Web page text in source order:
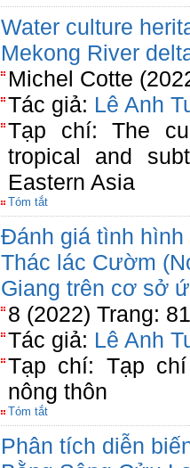
Water culture
Mekong River
Michel Cotte
Tác giả: Lê Anh
Tạp chí: The
tropical and
Eastern Asia
Tóm tắt
Đánh giá tình hình
Thác lác Cườm
Giang trên cơ sở
8 (2022) Trang:
Tác giả: Lê Anh
Tạp chí: Tạp
nông thôn
Tóm tắt
Phân tích diễn